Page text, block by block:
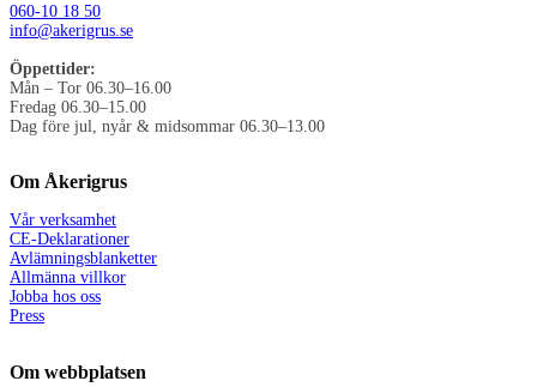
060-10 18 50
info@akerigrus.se
Öppettider:
Mån – Tor 06.30–16.00
Fredag 06.30–15.00
Dag före jul, nyår & midsommar 06.30–13.00
Om Åkerigrus
Vår verksamhet
CE-Deklarationer
Avlämningsblanketter
Allmänna villkor
Jobba hos oss
Press
Om webbplatsen